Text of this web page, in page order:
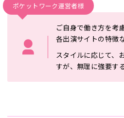
ポケットワーク運営者様
ご自身で働き方を考
各出演サイトの特徴
スタイルに応じて、
すが、無理に強要す